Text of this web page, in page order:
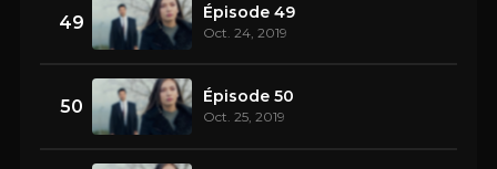
49 Épisode 49
Oct. 24, 2019
50 Épisode 50
Oct. 25, 2019